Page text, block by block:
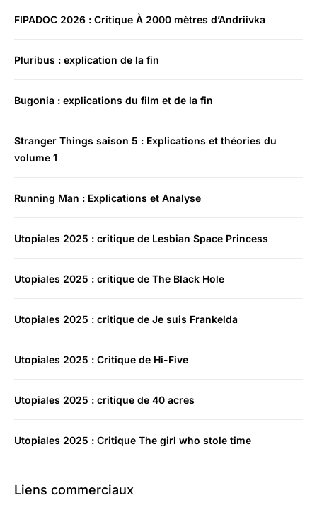
FIPADOC 2026 : Critique À 2000 mètres d’Andriivka
Pluribus : explication de la fin
Bugonia : explications du film et de la fin
Stranger Things saison 5 : Explications et théories du
volume 1
Running Man : Explications et Analyse
Utopiales 2025 : critique de Lesbian Space Princess
Utopiales 2025 : critique de The Black Hole
Utopiales 2025 : critique de Je suis Frankelda
Utopiales 2025 : Critique de Hi-Five
Utopiales 2025 : critique de 40 acres
Utopiales 2025 : Critique The girl who stole time
Liens commerciaux